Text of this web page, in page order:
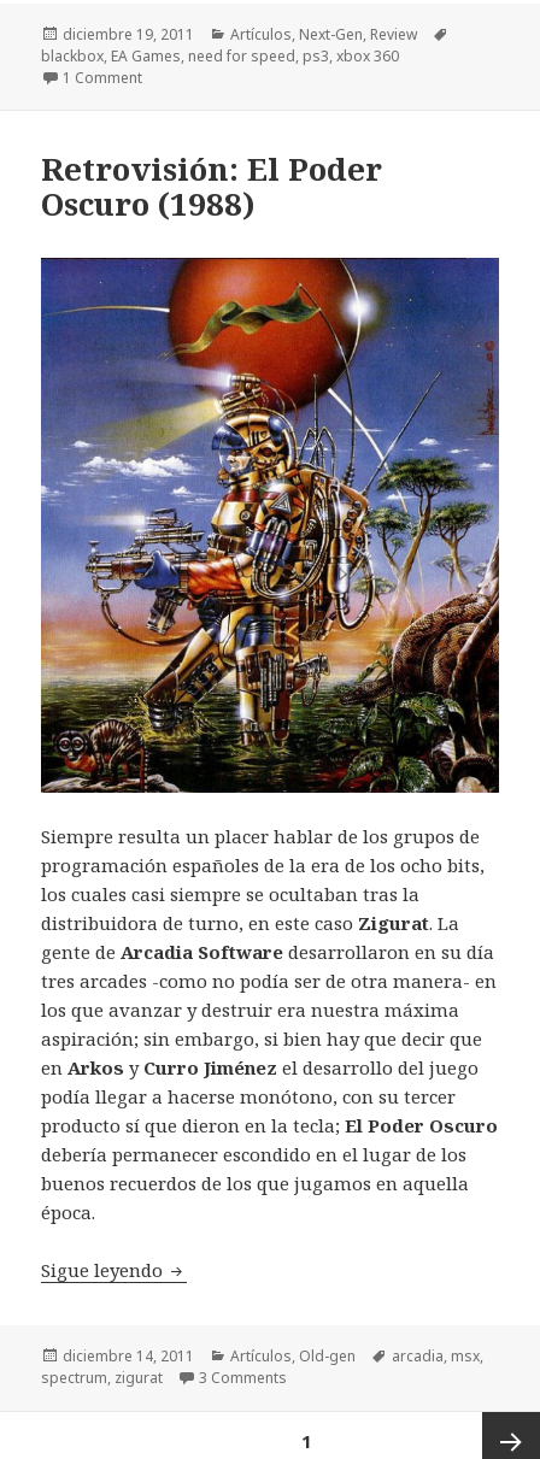
Publicado
el
diciembre 19, 2011 Categorías
Artículos, Next-Gen, Review
blackbox, EA Games, need for speed, ps3,xbox 360
1 Comment
Retrovisión: El Poder
Oscuro (1988)
Siempre resulta un placer hablar de los grupos de
programación españoles de la era de los ocho bits,
los cuales casi siempre se ocultaban tras la
distribuidora de turno, en este caso Zigurat. La
gente de Arcadia Software desarrollaron en su día
tres arcades -como no podía ser de otra manera- en
los que avanzar y destruir era nuestra máxima
aspiración; sin embargo, si bien hay que decir que
en Arkos y Curro Jiménez el desarrollo del juego
podía llegar a hacerse monótono, con su tercer
producto sí que dieron en la tecla;El Poder Oscuro
debería permanecer escondido en el lugar de los
buenos recuerdos de los que jugamos en aquella
época.
Sigue leyendo Retrovisión: El Poder Oscuro (1988)
Publicado
el
diciembre 14, 2011 Categorías
Artículos, Old-gen Etiquetas
arcadia, msx,
spectrum, zigurat 3 Comments
1